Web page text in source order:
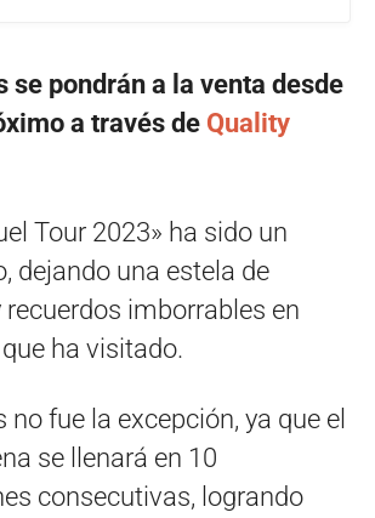
se pondrán a la venta desde
a través de Quality
Tour 2023» ha sido un
dejando una estela de
imborrables en
ha visitado.
no fue la excepción, ya que el
se llenará en 10
consecutivas, logrando